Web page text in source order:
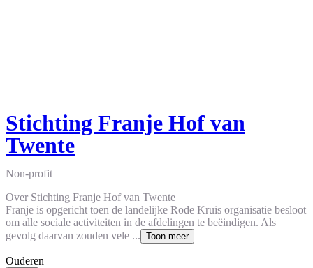
Stichting Franje Hof van
Twente
Non-profit
Over Stichting Franje Hof van Twente
Franje is opgericht toen de landelijke Rode Kruis organisatie besloot
om alle sociale activiteiten in de afdelingen te beëindigen. Als
gevolg daarvan zouden vele ... Toon meer
Ouderen